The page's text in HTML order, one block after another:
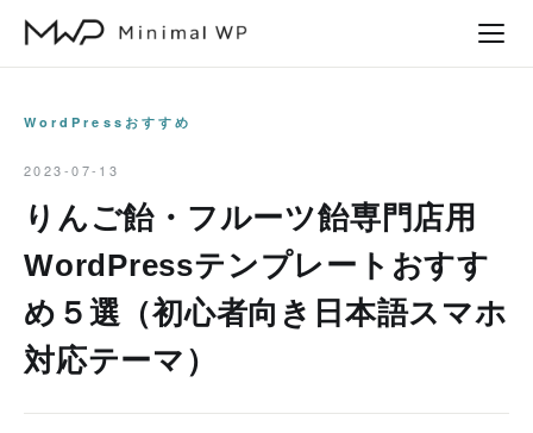
WordPressおすすめ
2023-07-13
りんご飴・フルーツ飴専門店用
WordPressテンプレートおすす
め５選（初心者向き日本語スマホ
対応テーマ）